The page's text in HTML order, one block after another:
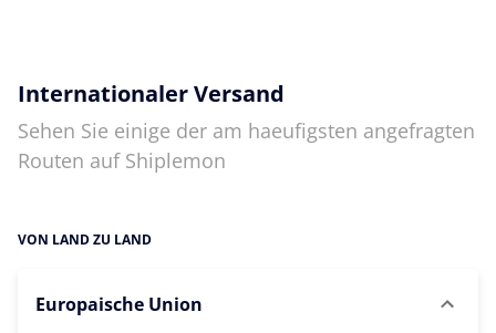
Internationaler Versand
Sehen Sie einige der am haeufigsten angefragten
Routen auf Shiplemon
VON LAND ZU LAND
Europaische Union